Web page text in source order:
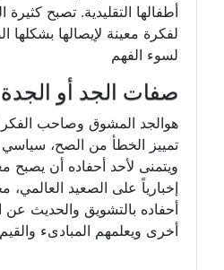
أطفالها التقليدية. تصبح
لفكرة معينة لإيصالها
لسوء الفهم
صفات الجد أو
هوالجد المشوق وصاحب الفكر
تمييز الخطأ من الصح، سياسي
ويتمنى لأحد أحفاده أن يصبح
إخبارياً على الصعيد
أحفاده بالتشويق والحديث
أخرى ويعلمهم المبادىء والقيم